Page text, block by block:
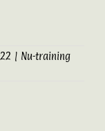
| Nu-training